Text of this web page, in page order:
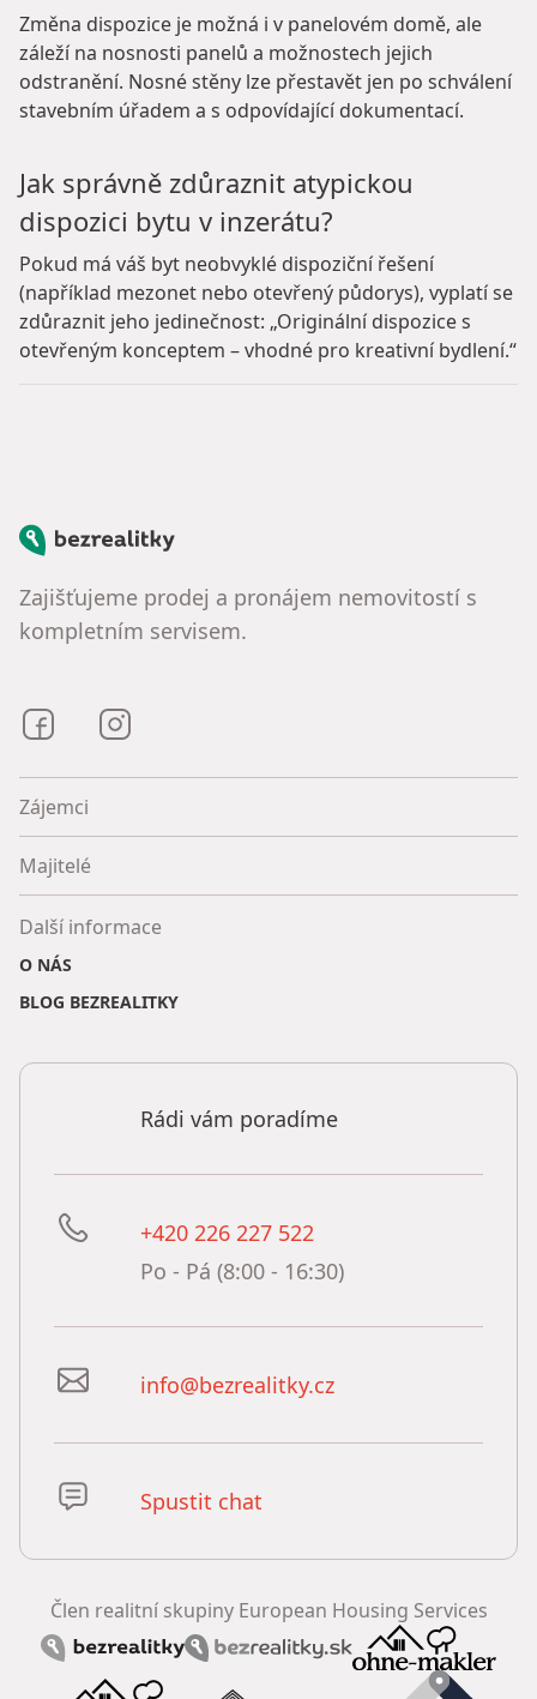
Změna dispozice je možná i v panelovém domě, ale
záleží na nosnosti panelů a možnostech jejich
odstranění. Nosné stěny lze přestavět jen po schválení
stavebním úřadem a s odpovídající dokumentací.
Jak správně zdůraznit atypickou
dispozici bytu v inzerátu?
Pokud má váš byt neobvyklé dispoziční řešení
(například mezonet nebo otevřený půdorys), vyplatí se
zdůraznit jeho jedinečnost: „Originální dispozice s
otevřeným konceptem – vhodné pro kreativní bydlení.“
Bezrealitky
Zajišťujeme prodej a pronájem nemovitostí s
kompletním servisem.
Bezrealitky na Facebooku
Zájemci
Majitelé
Další informace
O NÁS
BLOG BEZREALITKY
Rádi vám poradíme
+420 226 227 522
Po - Pá (8:00 - 16:30)
info@bezrealitky.cz
Spustit chat
Člen realitní skupiny European Housing Services